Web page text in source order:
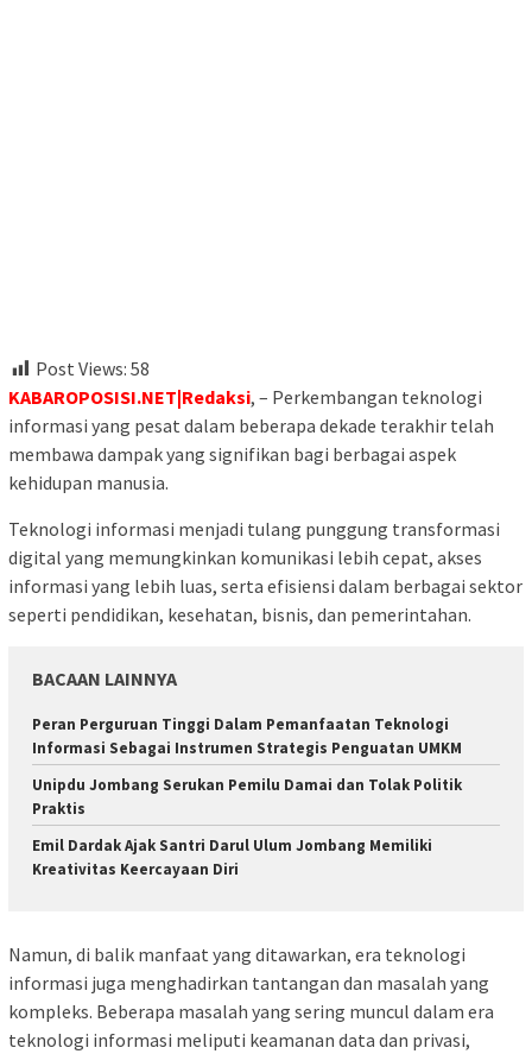
Post Views: 58
KABAROPOSISI.NET|Redaksi, – Perkembangan teknologi
informasi yang pesat dalam beberapa dekade terakhir telah
membawa dampak yang signifikan bagi berbagai aspek
kehidupan manusia.
Teknologi informasi menjadi tulang punggung transformasi
digital yang memungkinkan komunikasi lebih cepat, akses
informasi yang lebih luas, serta efisiensi dalam berbagai sektor
seperti pendidikan, kesehatan, bisnis, dan pemerintahan.
BACAAN LAINNYA
Peran Perguruan Tinggi Dalam Pemanfaatan Teknologi
Informasi Sebagai Instrumen Strategis Penguatan UMKM
Unipdu Jombang Serukan Pemilu Damai dan Tolak Politik
Praktis
Emil Dardak Ajak Santri Darul Ulum Jombang Memiliki
Kreativitas Keercayaan Diri
Namun, di balik manfaat yang ditawarkan, era teknologi
informasi juga menghadirkan tantangan dan masalah yang
kompleks. Beberapa masalah yang sering muncul dalam era
teknologi informasi meliputi keamanan data dan privasi,